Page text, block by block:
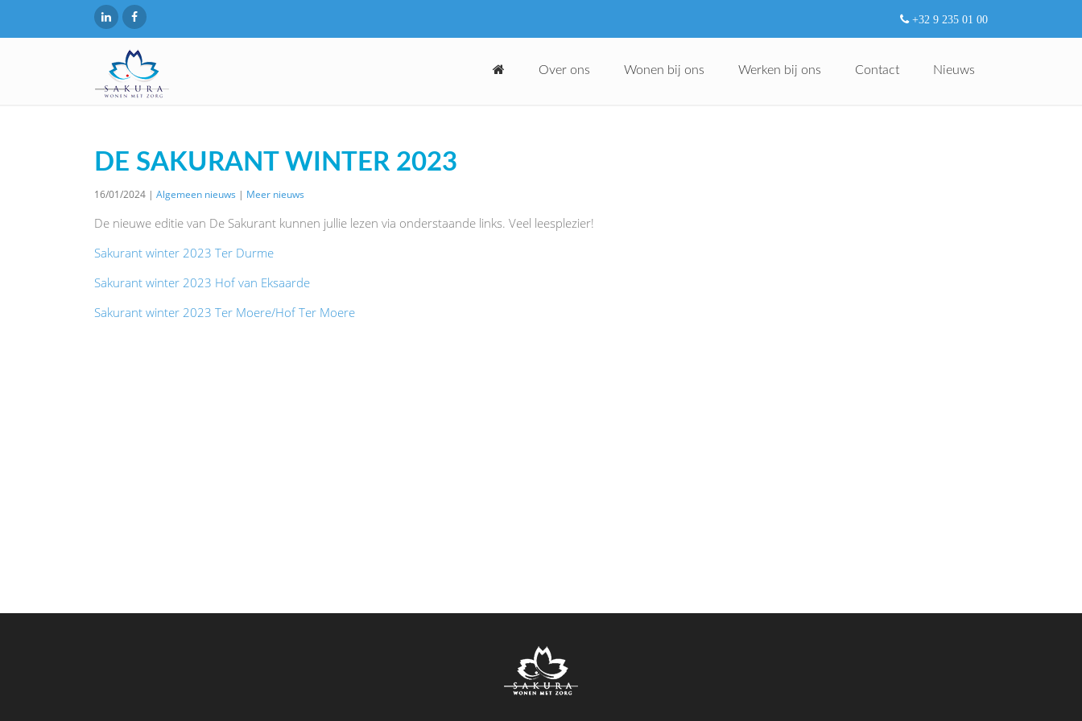
+32 9 235 01 00
Over ons Wonen bij ons Werken bij ons Contact Nieuws
DE SAKURANT WINTER 2023
16/01/2024 | Algemeen nieuws | Meer nieuws
De nieuwe editie van De Sakurant kunnen jullie lezen via onderstaande links. Veel leesplezier!
Sakurant winter 2023 Ter Durme
Sakurant winter 2023 Hof van Eksaarde
Sakurant winter 2023 Ter Moere/Hof Ter Moere